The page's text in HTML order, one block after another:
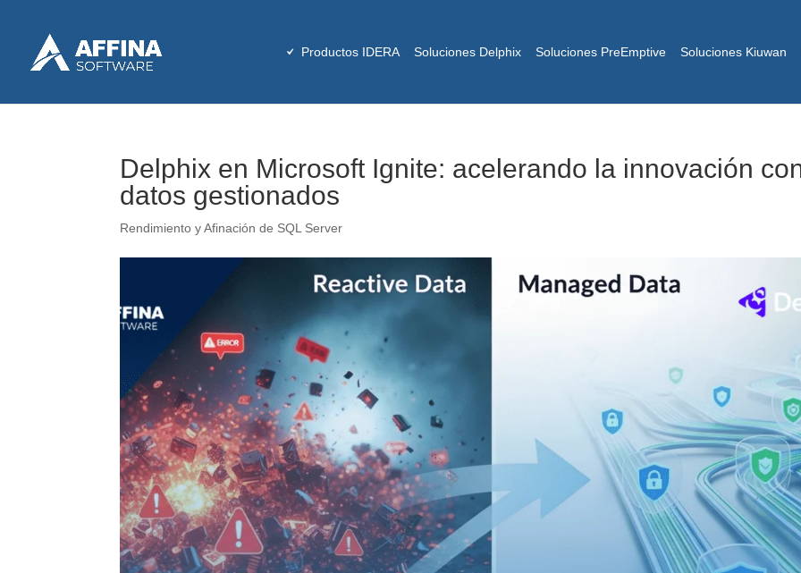
Productos IDERA Soluciones Delphix Soluciones PreEmptive Soluciones Kiuwan
Delphix en Microsoft Ignite: acelerando la innovación
datos gestionados
Rendimiento y Afinación de SQL Server